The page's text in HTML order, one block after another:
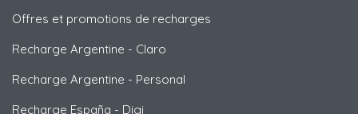
Offres et promotions de recharges
Recharge Argentine - Claro
Recharge Argentine - Personal
Recharge España - Digi